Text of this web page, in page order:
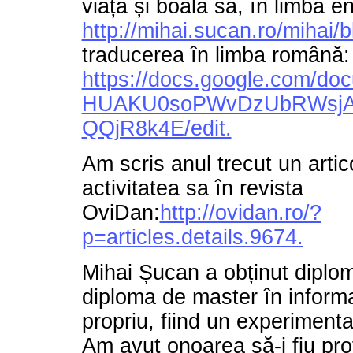
viața și boala sa, în limba
http://mihai.sucan.ro/mihai/
traducerea în limba română:
https://docs.google.com/
QQjR8k4E/edit.
Am scris anul trecut un
activitatea sa în revista
OviDan: http://ovidan.ro/?
p=articles.details.9674.
Mihai Șucan a obținut
diploma de master în
propriu, fiind un
Am avut onoarea să-i fiu